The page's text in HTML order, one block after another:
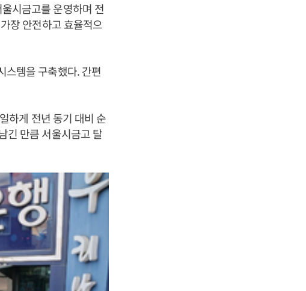
시금고를 운영하며 전
장 안전하고 효율적으
스템을 구축했다. 간편
하게 전년 동기 대비 순
긴 만큼 서울시금고 탈